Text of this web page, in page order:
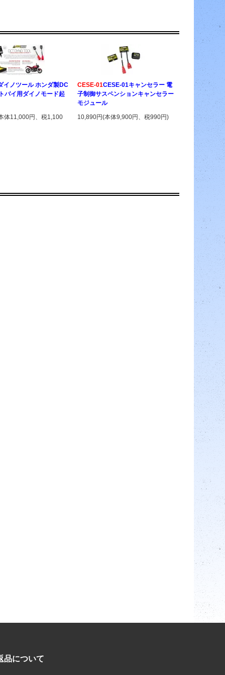
イノツール ホンダ製DC
バイ用ダイノモード起
体11,000円、税1,100
CESE-01CESE-01キャンセラー 電
子制御サスペンションキャンセラー
モジュール
10,890円(本体9,900円、税990円)
品について